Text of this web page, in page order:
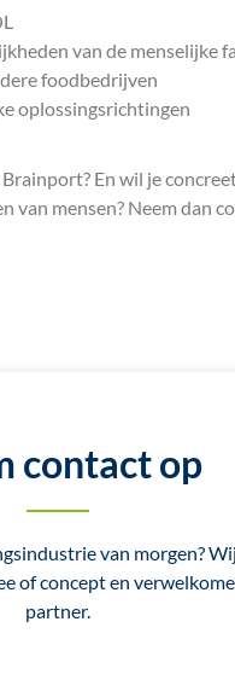
van de menselijke
foodbedrijven
oplossingsrichtingen
En wil je
van mensen? Neem dan
contact op
van morgen?
of concept en
partner.